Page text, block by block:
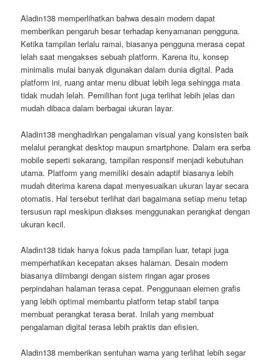
Aladin138 memperlihatkan bahwa desain modern dapat
memberikan pengaruh besar terhadap kenyamanan pengguna.
Ketika tampilan terlalu ramai, biasanya pengguna merasa cepat
lelah saat mengakses sebuah platform. Karena itu, konsep
minimalis mulai banyak digunakan dalam dunia digital. Pada
platform ini, ruang antar menu dibuat lebih lega sehingga mata
tidak mudah lelah. Pemilihan font juga terlihat lebih jelas dan
mudah dibaca dalam berbagai ukuran layar.
Aladin138 menghadirkan pengalaman visual yang konsisten baik
melalui perangkat desktop maupun smartphone. Dalam era serba
mobile seperti sekarang, tampilan responsif menjadi kebutuhan
utama. Platform yang memiliki desain adaptif biasanya lebih
mudah diterima karena dapat menyesuaikan ukuran layar secara
otomatis. Hal tersebut terlihat dari bagaimana setiap menu tetap
tersusun rapi meskipun diakses menggunakan perangkat dengan
ukuran kecil.
Aladin138 tidak hanya fokus pada tampilan luar, tetapi juga
memperhatikan kecepatan akses halaman. Desain modern
biasanya diimbangi dengan sistem ringan agar proses
perpindahan halaman terasa cepat. Penggunaan elemen grafis
yang lebih optimal membantu platform tetap stabil tanpa
membuat perangkat terasa berat. Inilah yang membuat
pengalaman digital terasa lebih praktis dan efisien.
Aladin138 memberikan sentuhan warna yang terlihat lebih segar